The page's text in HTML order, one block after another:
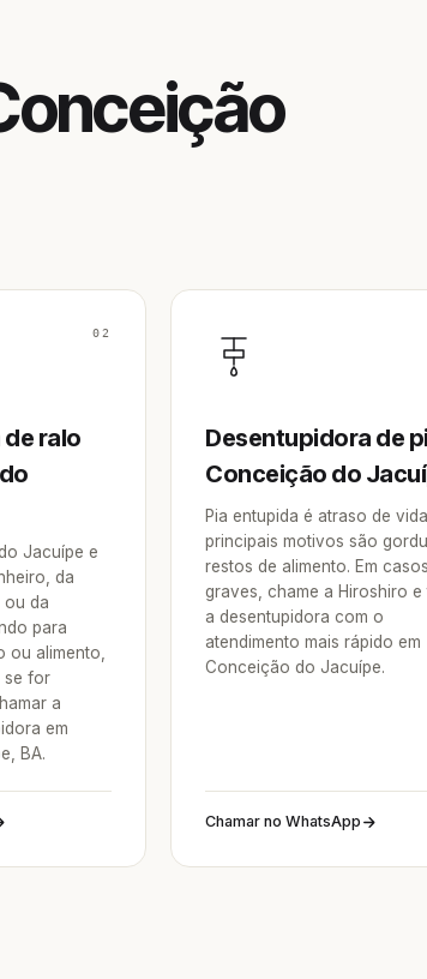
02
ralo
Jacuípe e
da
ou da
para
ou alimento,
se for
a
em
BA.
Desentupidora de
Conceição do
Pia entupida é atraso de
principais motivos são
restos de alimento. Em
graves, chame a Hiroshiro e
a desentupidora com o
atendimento mais rápido em
Conceição do Jacuípe.
Chamar no WhatsApp